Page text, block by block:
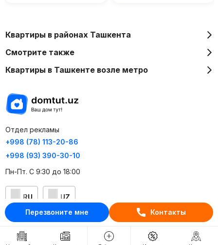
Перезвоните мне Контакты
Квартиры в районах Ташкента
Смотрите также
Квартиры в Ташкенте возле метро
Отдел рекламы
+998 (78) 113-20-86
+998 (93) 390-30-10
Пн-Пт. С 9:30 до 18:00
RU UZ
Контакты
О проекте